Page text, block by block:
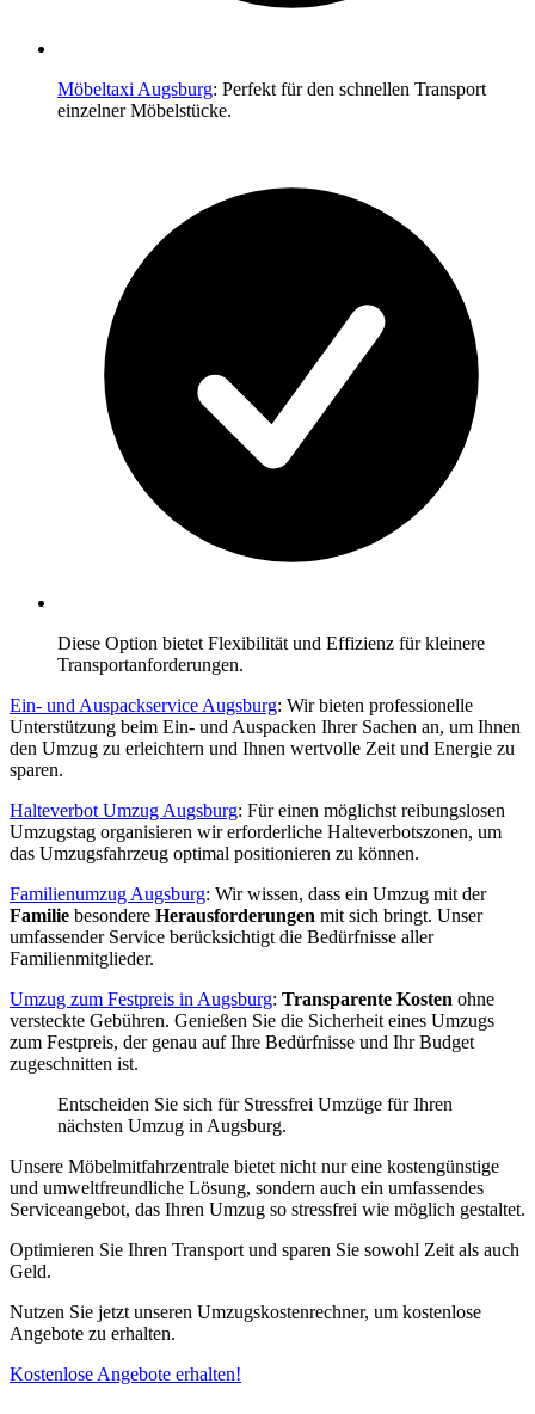
Möbeltaxi Augsburg: Perfekt für den schnellen Transport
einzelner Möbelstücke.
Diese Option bietet Flexibilität und Effizienz für kleinere
Transportanforderungen.
Ein- und Auspackservice Augsburg: Wir bieten professionelle
Unterstützung beim Ein- und Auspacken Ihrer Sachen an, um Ihnen
den Umzug zu erleichtern und Ihnen wertvolle Zeit und Energie zu
sparen.
Halteverbot Umzug Augsburg: Für einen möglichst reibungslosen
Umzugstag organisieren wir erforderliche Halteverbotszonen, um
das Umzugsfahrzeug optimal positionieren zu können.
Familienumzug Augsburg: Wir wissen, dass ein Umzug mit der
Familie besondere Herausforderungen mit sich bringt. Unser
umfassender Service berücksichtigt die Bedürfnisse aller
Familienmitglieder.
Umzug zum Festpreis in Augsburg: Transparente Kosten ohne
versteckte Gebühren. Genießen Sie die Sicherheit eines Umzugs
zum Festpreis, der genau auf Ihre Bedürfnisse und Ihr Budget
zugeschnitten ist.
Entscheiden Sie sich für Stressfrei Umzüge für Ihren
nächsten Umzug in Augsburg.
Unsere Möbelmitfahrzentrale bietet nicht nur eine kostengünstige
und umweltfreundliche Lösung, sondern auch ein umfassendes
Serviceangebot, das Ihren Umzug so stressfrei wie möglich gestaltet.
Optimieren Sie Ihren Transport und sparen Sie sowohl Zeit als auch
Geld.
Nutzen Sie jetzt unseren Umzugskostenrechner, um kostenlose
Angebote zu erhalten.
Kostenlose Angebote erhalten!